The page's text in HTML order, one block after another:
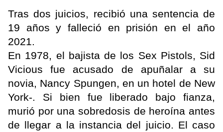
Tras dos juicios, recibió una sentencia de
19 años y falleció en prisión en el año
2021.
En 1978, el bajista de los Sex Pistols, Sid
Vicious fue acusado de apuñalar a su
novia, Nancy Spungen, en un hotel de New
York-. Si bien fue liberado bajo fianza,
murió por una sobredosis de heroína antes
de llegar a la instancia del juicio. El caso